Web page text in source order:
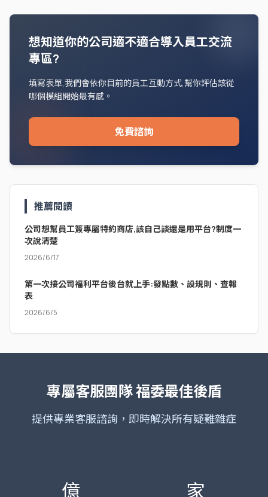
想知道你的公司適不適合導入員工交流
專區?
填寫表單,我們會依你目前的員工互動方式,幫你評估該從
哪個模組開始最有感。
免費諮詢
推薦閱讀
公司想幫員工簽專屬特約商店,該自己談還是用平台?制度一
次說清楚
2026/6/17
第一次接公司福利平台後台就上手:發點數、設規則、查報
表
2026/6/5
專屬客服團隊福委最佳後盾
提供專業客服諮詢，即時解決所有疑難雜症
億 家